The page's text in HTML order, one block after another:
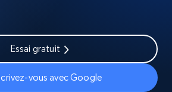
Essai gratuit
vous avec Google